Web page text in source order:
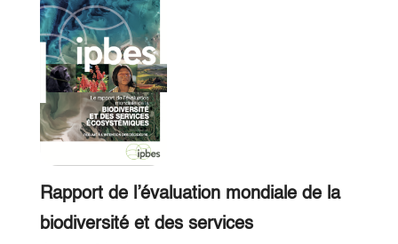
Rapport de l’évaluation mondiale de la
biodiversité et des services